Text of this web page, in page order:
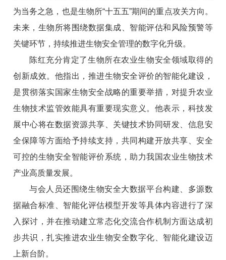
为当务之急，也是生物所“十五五”期间的重点攻关方向。
未来，生物所将围绕数据集成、智能评估和风险预警等
关键环节，持续推进生物安全管理的数字化升级。
陈红充分肯定了生物所在农业生物安全领域取得的
创新成效。他指出，推进生物安全评价的智能化建设，
是贯彻落实国家生物安全战略的重要举措，对提升农业
生物技术监管效能具有重要现实意义。他表示，科技发
展中心将在数据资源共享、关键技术协同研发、信息安
全保障等方面给予持续支持，共同构建开放共享、安全
可控的生物安全智能评价系统，助力我国农业生物技术
产业高质量发展。
与会人员还围绕生物安全大数据平台构建、多源数
据融合标准、智能化评估模型开发等具体内容进行了深
入探讨，并在推动建立常态化交流合作机制方面达成初
步共识，扎实推进农业生物安全数字化、智能化建设迈
上新台阶。